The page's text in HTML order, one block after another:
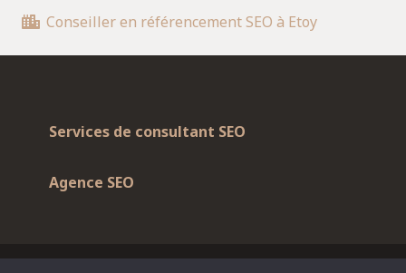
Conseiller en référencement SEO à Etoy
Services de consultant SEO
Agence SEO